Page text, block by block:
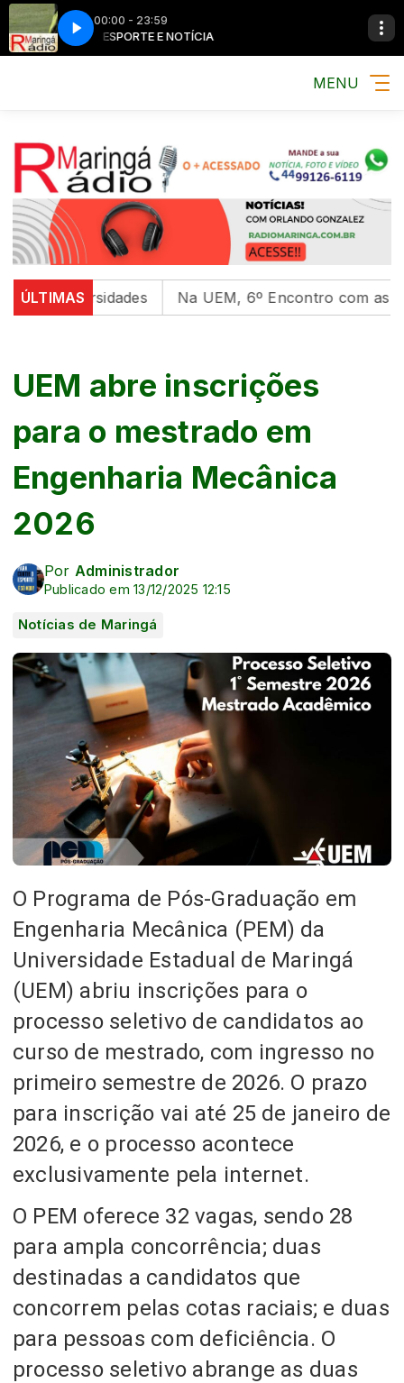
00:00 - 23:59
MÚSICA, ESPORTE E NOTÍCIA MÚSICA,
MENU
ÚLTIMAS Na UEM, 6º Encontro com as
UEM abre inscrições
para o mestrado em
Engenharia Mecânica
2026
Por Administrador
Publicado em 13/12/2025 12:15
Notícias de Maringá
O Programa de Pós-Graduação em
Engenharia Mecânica (PEM) da
Universidade Estadual de Maringá
(UEM) abriu inscrições para o
processo seletivo de candidatos ao
curso de mestrado, com ingresso no
primeiro semestre de 2026. O prazo
para inscrição vai até 25 de janeiro de
2026, e o processo acontece
exclusivamente pela internet.
O PEM oferece 32 vagas, sendo 28
para ampla concorrência; duas
destinadas a candidatos que
concorrem pelas cotas raciais; e duas
para pessoas com deficiência. O
processo seletivo abrange as duas